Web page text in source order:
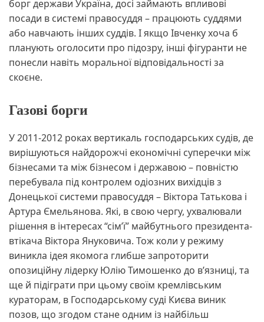
борг держави Україна, досі займають впливові
посади в системі правосуддя – працюють суддями
або навчають інших суддів. І якщо Івченку хоча б
планують оголосити про підозру, інші фігуранти не
понесли навіть моральної відповідальності за
скоєне.
Газові борги
У 2011-2012 роках вертикаль господарських судів, де
вирішуються найдорожчі економічні суперечки між
бізнесами та між бізнесом і державою – повністю
перебувала під контролем одіозних вихідців з
Донецької системи правосуддя – Віктора Татькова і
Артура Ємельянова. Які, в свою чергу, ухвалювали
рішення в інтересах “сімʼї” майбутнього президента-
втікача Віктора Януковича. Тож коли у режиму
виникла ідея якомога глибше запроторити
опозиційну лідерку Юлію Тимошенко до вʼязниці, та
ще й підіграти при цьому своїм кремлівським
кураторам, в Господарському суді Києва виник
позов, що згодом стане одним із найбільш